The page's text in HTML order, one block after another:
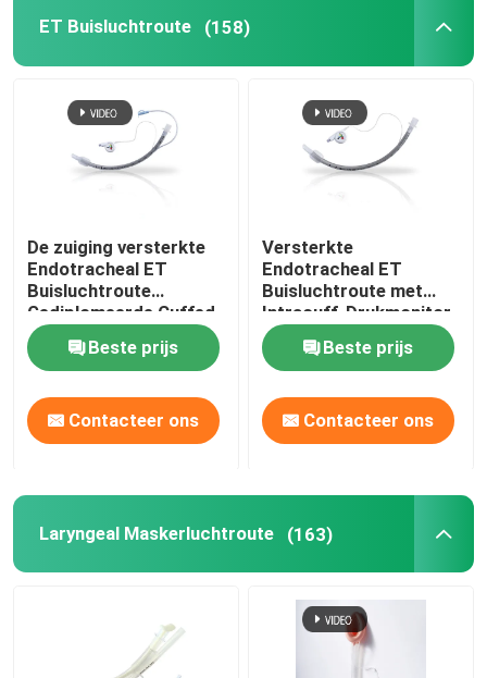
Oropharyngeal Luchtroutebuis
Verdoofingsmiddelen
Endotracheale buiscomponenten
OEM-katheters
ET Buisluchtroute (158)
De zuiging versterkte
Endotracheal ET
Buisluchtroute
Gediplomeerde Cuffed
ISO13485
Beste prijs
Contacteer ons
Versterkte
Endotracheal ET
Buisluchtroute met
Intracuff-Drukmonitor
Beste prijs
Contacteer ons
Laryngeal Maskerluchtroute (163)